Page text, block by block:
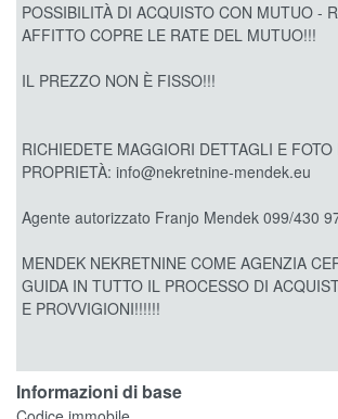
POSSIBILITÀ DI ACQUISTO CON MUTUO -
AFFITTO COPRE LE RATE DEL MUTUO!!!
IL PREZZO NON È FISSO!!!
RICHIEDETE MAGGIORI DETTAGLI E FOTO
PROPRIETÀ: info@nekretnine-mendek.eu
Agente autorizzato Franjo Mendek 099/430
MENDEK NEKRETNINE COME AGENZIA
GUIDA IN TUTTO IL PROCESSO DI
E PROVVIGIONI!!!!!!
Informazioni di base